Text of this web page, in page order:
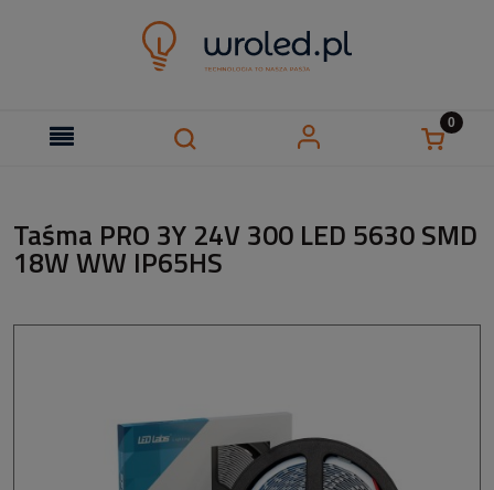
Taśma PRO 3Y 24V 300 LED 5630 SMD
18W WW IP65HS